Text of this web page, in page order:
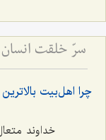
چرا اهل‌بیت
خداوند